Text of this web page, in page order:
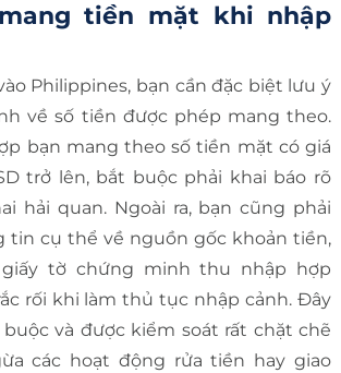
tiền mặt khi nhập
Philippines, bạn cần đặc biệt lưu ý
về số tiền được phép mang theo.
bạn mang theo số tiền mặt có giá
trở lên, bắt buộc phải khai báo rõ
hải quan. Ngoài ra, bạn cũng phải
tin cụ thể về nguồn gốc khoản tiền,
tờ chứng minh thu nhập hợp
rối khi làm thủ tục nhập cảnh. Đây
và được kiểm soát rất chặt chẽ
các hoạt động rửa tiền hay giao